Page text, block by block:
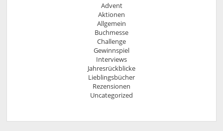
Advent
Aktionen
Allgemein
Buchmesse
Challenge
Gewinnspiel
Interviews
Jahresrückblicke
Lieblingsbücher
Rezensionen
Uncategorized